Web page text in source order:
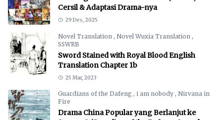
Cersil & Adaptasi Drama-nya
29 Des, 2025
Novel Translation , Novel Wuxia Translation ,
SSWRB
Sword Stained with Royal Blood English
Translation Chapter 1b
25 Mar, 2023
Guardians of the Dafeng , i am nobody , Nirvana in
Fire
Drama China Popular yang Berlanjut ke